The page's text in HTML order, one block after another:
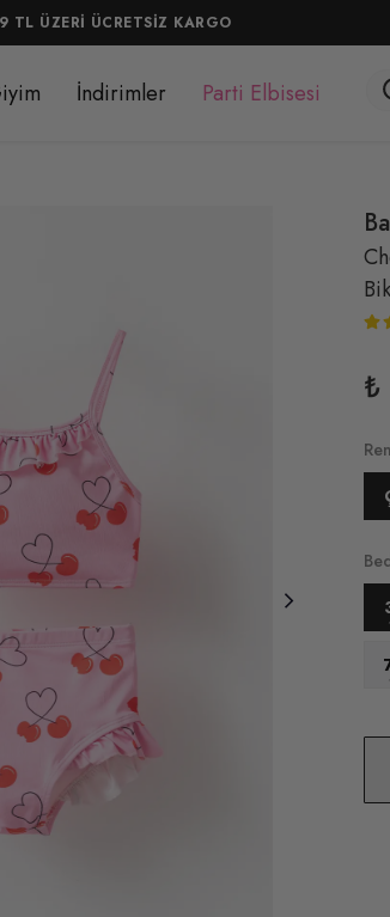
TL ÜZERİ ÜCRETSİZ KARGO
İndirimler Parti Elbisesi
₺